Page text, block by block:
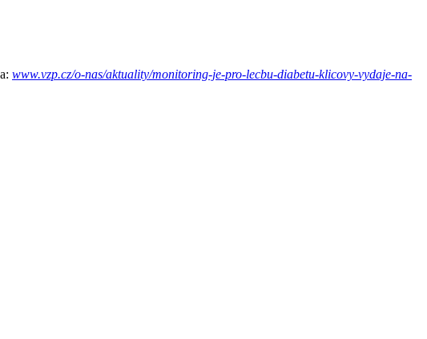
www.vzp.cz/o-nas/aktuality/monitoring-je-pro-lecbu-diabetu-klicovy-vydaje-na-